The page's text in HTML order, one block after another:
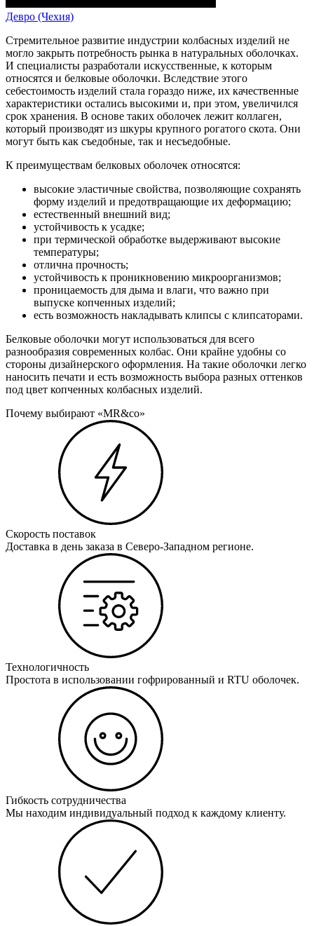
Девро (Чехия)
Стремительное развитие индустрии колбасных изделий не
могло закрыть потребность рынка в натуральных оболочках.
И специалисты разработали искусственные, к которым
относятся и белковые оболочки. Вследствие этого
себестоимость изделий стала гораздо ниже, их качественные
характеристики остались высокими и, при этом, увеличился
срок хранения. В основе таких оболочек лежит коллаген,
который производят из шкуры крупного рогатого скота. Они
могут быть как съедобные, так и несъедобные.
К преимуществам белковых оболочек относятся:
высокие эластичные свойства, позволяющие сохранять
форму изделий и предотвращающие их деформацию;
естественный внешний вид;
устойчивость к усадке;
при термической обработке выдерживают высокие
температуры;
отлична прочность;
устойчивость к проникновению микроорганизмов;
проницаемость для дыма и влаги, что важно при
выпуске копченных изделий;
есть возможность накладывать клипсы с клипсаторами.
Белковые оболочки могут использоваться для всего
разнообразия современных колбас. Они крайне удобны со
стороны дизайнерского оформления. На такие оболочки легко
наносить печати и есть возможность выбора разных оттенков
под цвет копченных колбасных изделий.
Почему выбирают «MR&co»
Скорость поставок
Доставка в день заказа в Северо-Западном регионе.
Технологичность
Простота в использовании гофрированный и RTU оболочек.
Гибкость сотрудничества
Мы находим индивидуальный подход к каждому клиенту.